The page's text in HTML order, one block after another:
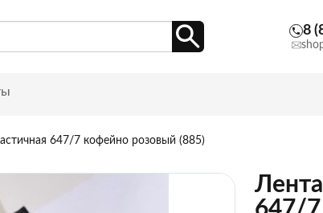
8
647/7 кофейно розовый (885)